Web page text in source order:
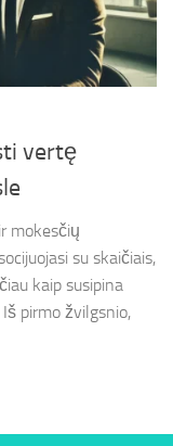
vertę
mokesčių
su skaičiais,
kaip susipina
pirmo žvilgsnio,